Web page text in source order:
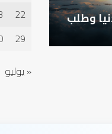
وطلب
22
29
« يوليو